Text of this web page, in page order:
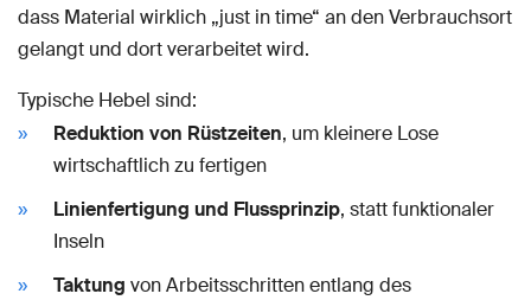
dass Material wirklich „just in time“ an den Verbrauchsort
gelangt und dort verarbeitet wird.
Typische Hebel sind:
Reduktion von Rüstzeiten, um kleinere Lose
wirtschaftlich zu fertigen
Linienfertigung und Flussprinzip, statt funktionaler
Inseln
Taktung von Arbeitsschritten entlang des